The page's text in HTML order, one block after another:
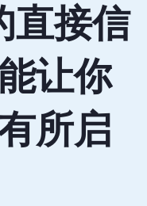
直接信
让你
所启